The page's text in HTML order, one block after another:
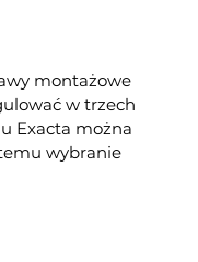
montażowe
w trzech
Exacta można
wybranie